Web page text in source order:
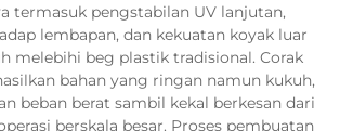
termasuk pengstabilan UV lanjutan,
lembapan, dan kekuatan koyak luar
melebihi beg plastik tradisional. Corak
bahan yang ringan namun kukuh,
beban berat sambil kekal berkesan dari
berskala besar. Proses pembuatan